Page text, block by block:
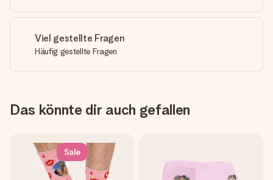
Viel gestellte Fragen
Häufig gestellte Fragen
Das könnte dir auch gefallen
Sale